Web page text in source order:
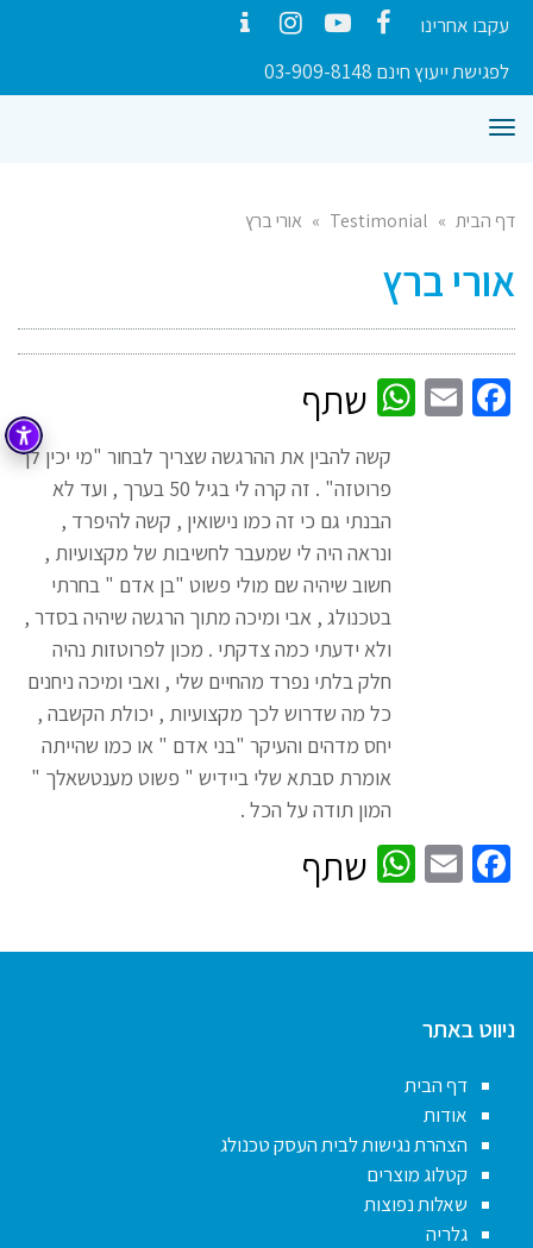
עקבו אחרינו
לפגישת ייעוץ חינם 03-909-8148
תפריט
דף הבית »
Testimonial
» אורי ברץ
אורי ברץ
Facebook
Email
WhatsApp
שתף
קשה להבין את ההרגשה שצריך לבחור "מי יכין לך
פרוטזה" . זה קרה לי בגיל 50 בערך , ועד לא
הבנתי גם כי זה כמו נישואין , קשה להיפרד ,
ונראה היה לי שמעבר לחשיבות של מקצועיות ,
חשוב שיהיה שם מולי פשוט "בן אדם " בחרתי
בטכנולג , אבי ומיכה מתוך הרגשה שיהיה בסדר ,
ולא ידעתי כמה צדקתי . מכון לפרוטזות נהיה
חלק בלתי נפרד מהחיים שלי , ואבי ומיכה ניחנים
כל מה שדרוש לכך מקצועיות , יכולת הקשבה ,
יחס מדהים והעיקר "בני אדם " או כמו שהייתה
אומרת סבתא שלי ביידיש " פשוט מענטשאלך "
המון תודה על הכל .
Facebook
Email
WhatsApp
שתף
ניווט באתר
דף הבית
אודות
הצהרת נגישות לבית העסק טכנולג
קטלוג מוצרים
שאלות נפוצות
גלריה